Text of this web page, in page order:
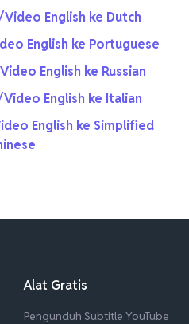
English ke Dutch
English ke Portuguese
English ke Russian
English ke Italian
English ke Simplified
Alat Gratis
Pengunduh Subtitle YouTube